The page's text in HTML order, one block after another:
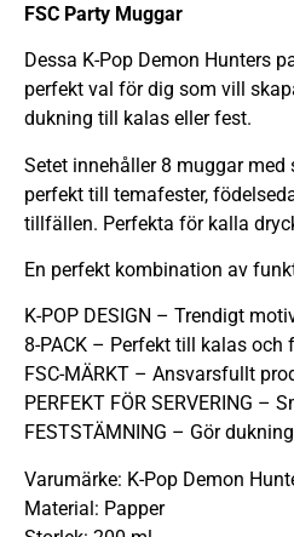
FSC Party Muggar
Dessa K-Pop Demon Hunters
perfekt val för dig som vill
dukning till kalas eller fest.
Setet innehåller 8 muggar
perfekt till temafester,
tillfällen. Perfekta för kalla
En perfekt kombination av
K-POP DESIGN – Trendigt
8-PACK – Perfekt till kalas och
FSC-MÄRKT – Ansvarsfullt
PERFEKT FÖR SERVERING –
FESTSTÄMNING – Gör
Varumärke: K-Pop Demon
Material: Papper